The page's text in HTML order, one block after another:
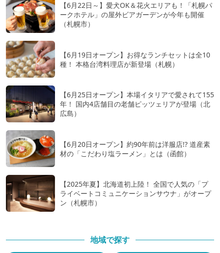
【6月22日～】愛犬OK＆花火エリアも！「札幌パ
ークホテル」の屋外ビアガーデンが今年も開催
（札幌市）
【6月19日オープン】お得なランチセットは全10
種！ 本格台湾料理店が新登場（札幌）
【6月25日オープン】本場イタリアで愛されて155
年！ 国内4店舗目の老舗ピッツェリアが登場（北
広島）
【6月20日オープン】約90年前は洋服店!? 道産素
材の「こだわり塩ラーメン」とは（函館）
【2025年夏】北海道初上陸！ 全国で人気の「プ
ライベートコミュニケーションサウナ」がオープ
ン（札幌市）
地域で探す